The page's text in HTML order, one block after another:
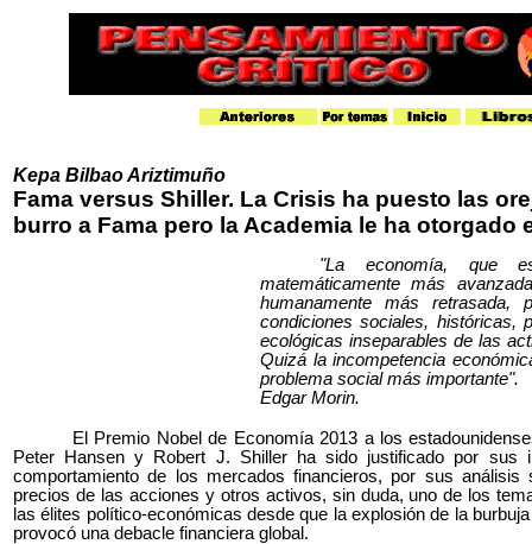
Kepa Bilbao Ariztimuño
Fama versus Shiller. La Crisis ha puesto las
burro a Fama pero la Academia le ha otorgado
"La economía, que
matemáticamente más
humanamente más retrasada,
condiciones sociales, históricas,
ecológicas inseparables de las
Quizá la incompetencia
problema social más importante".
Edgar Morin.
El Premio Nobel de Economía 2013 a los
Peter Hansen y Robert J. Shiller ha sido justificado por sus
comportamiento de los mercados financieros, por sus
precios de las acciones y otros activos, sin duda, uno de los
las élites político-económicas desde que la explosión de la
provocó una debacle financiera global.